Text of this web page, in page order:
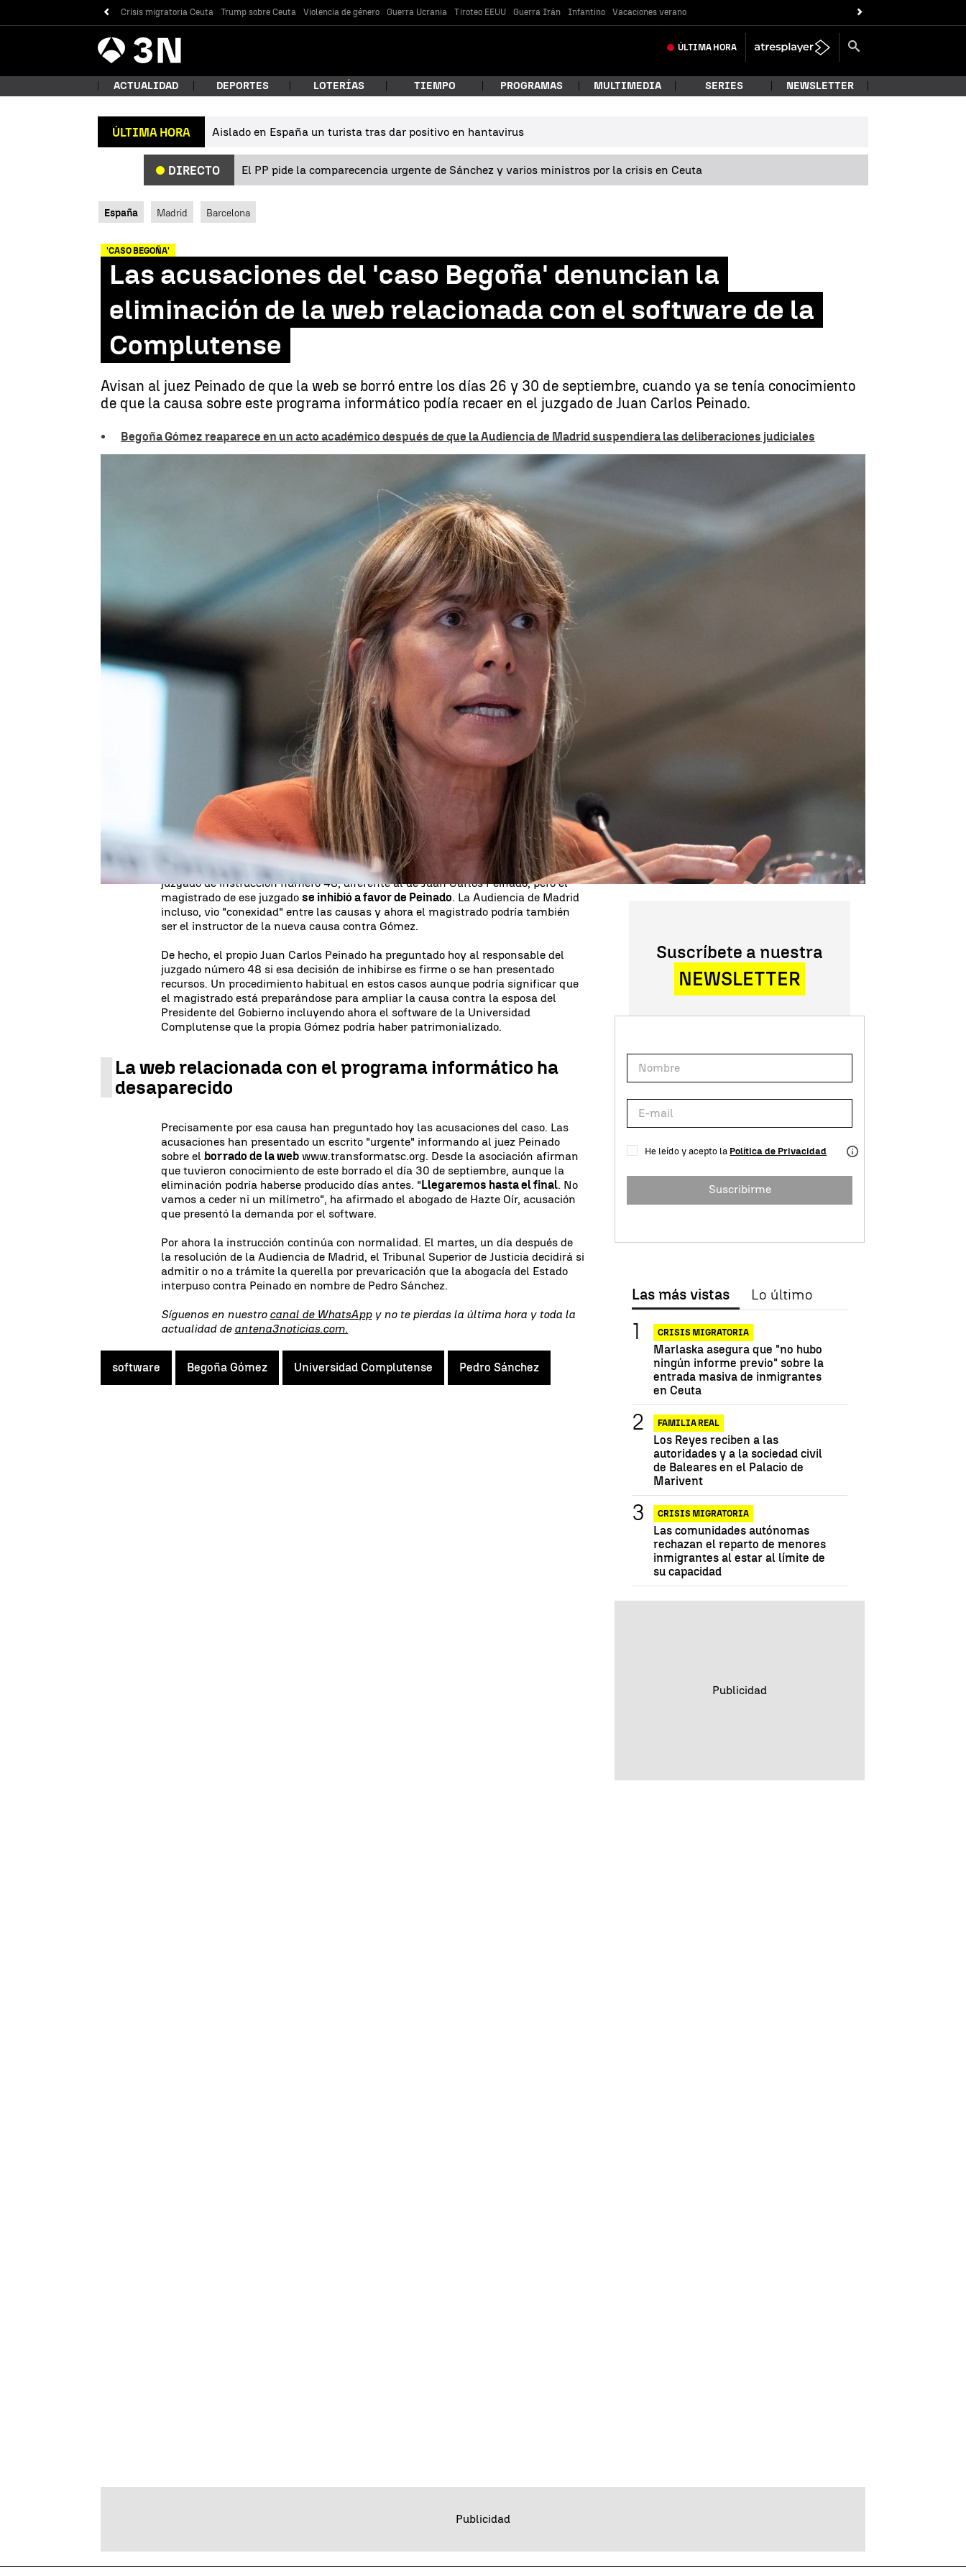
Crisis migratoria Ceuta Trump sobre Ceuta Violencia de género Guerra Ucrania Tiroteo EEUU Guerra Irán Infantino Vacaciones verano
Antena
3 Noticias ÚLTIMA HORA
¿Qué estás buscando?
Buscar
ACTUALIDAD DEPORTES LOTERÍAS TIEMPO PROGRAMAS MULTIMEDIA SERIES NEWSLETTER
ÚLTIMA HORA Aislado en España un turista tras dar positivo en hantavirus
DIRECTO El PP pide la comparecencia urgente de Sánchez y varios ministros por la crisis en Ceuta
España Madrid Barcelona
'CASO BEGOÑA'
Las acusaciones del 'caso Begoña' denuncian la
eliminación de la web relacionada con el software de la
Complutense
Avisan al juez Peinado de que la web se borró entre los días 26 y 30 de septiembre, cuando ya se tenía conocimiento
de que la causa sobre este programa informático podía recaer en el juzgado de Juan Carlos Peinado.
Begoña Gómez reaparece en un acto académico después de que la Audiencia de Madrid suspendiera las deliberaciones judiciales
El juez Peinado pregunta si puede investigar también a Begoña Gómez por el software de la Complutense | EUROPAPRESS
David Ávila
03 de octubre de 2024, 17:31 WhatsappFacebook
X Linkedin
La Audiencia Provincial de Madrid aún no se ha pronunciado sobre el archivo o no
de la causa en la que se investiga a Begoña Gómez. Y mientras esa decisión se
erá previsiblemente el próximo lunes
- el juez Juan Carlos Peinado
sigue dando pasos en la instrucción. Ya hay citaciones programadas para el 16 de
octubre, y ademásuna nueva causapodría quedarse en el juzgado de instrucción
de Peinado: la investigación sobre el software de la cátedra codirigida por Begoña
Gómez.
presentó una querella hace meses por esta cuestión que acabó en el
juzgado de instrucción número 48, diferente al de Juan Carlos Peinado, pero el
magistrado de ese juzgadose inhibió a favor de Peinado. La Audiencia de Madrid
incluso, vio "conexidad" entre las causas y ahora el magistrado podría también
ser el instructor de la nueva causa contra Gómez.
De hecho, el propio Juan Carlos Peinado ha preguntado hoy al responsable del
juzgado número 48 si esa decisión de inhibirse es firme o se han presentado
recursos. Un procedimiento habitual en estos casos aunque podría significar que
el magistrado está preparándose para ampliar la causa contra la esposa del
Presidente del Gobierno incluyendo ahora el software de la Universidad
Complutense que la propia Gómez podría haber patrimonializado.
La web relacionada con el programa informático ha
desaparecido
Precisamente por esa causa han preguntado hoy las acusaciones del caso. Las
acusaciones han presentado un escrito "urgente" informando al juez Peinado
sobre elborrado de la web www.transformatsc.org. Desde la asociación afirman
que tuvieron conocimiento de este borrado el día 30 de septiembre, aunque la
eliminación podría haberse producido días antes. "Llegaremos hasta el final. No
vamos a ceder ni un milímetro", ha afirmado el abogado de Hazte Oír, acusación
que presentó la demanda por el software.
Por ahora la instrucción continúa con normalidad. El martes, un día después de
la resolución de la Audiencia de Madrid, el Tribunal Superior de Justicia decidirá si
admitir o no a trámite la querella por prevaricación que la abogacía del Estado
interpuso contra Peinado en nombre de Pedro Sánchez.
Síguenos en nuestro canal de WhatsAppy no te pierdas la última hora y toda la
actualidad de antena3noticias.com.
software Begoña Gómez Universidad Complutense Pedro Sánchez
Suscríbete a nuestra
NEWSLETTER
He leído y acepto la Política de Privacidad
Suscribirme
Las más vistas Lo último
CRISIS MIGRATORIA
Marlaska asegura que "no hubo
ningún informe previo" sobre la
entrada masiva de inmigrantes
en Ceuta
FAMILIA REAL
Los Reyes reciben a las
autoridades y a la sociedad civil
de Baleares en el Palacio de
Marivent
CRISIS MIGRATORIA
Las comunidades autónomas
rechazan el reparto de menores
inmigrantes al estar al límite de
su capacidad